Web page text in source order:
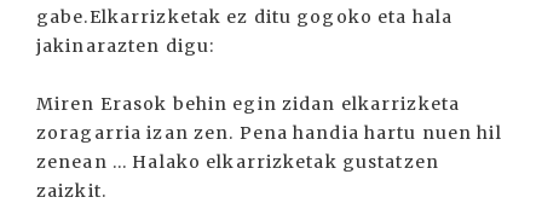
gabe.Elkarrizketak ez ditu gogoko eta hala
jakinarazten digu:
Miren Erasok behin egin zidan elkarrizketa
zoragarria izan zen. Pena handia hartu nuen hil
zenean ... Halako elkarrizketak gustatzen
zaizkit.